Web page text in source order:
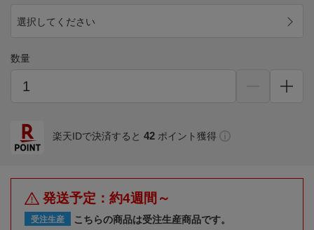
選択してください
数量
楽天IDで決済すると 42 ポイント獲得
発送予定：約4週間～
受注生産
こちらの商品は受注生産商品です。